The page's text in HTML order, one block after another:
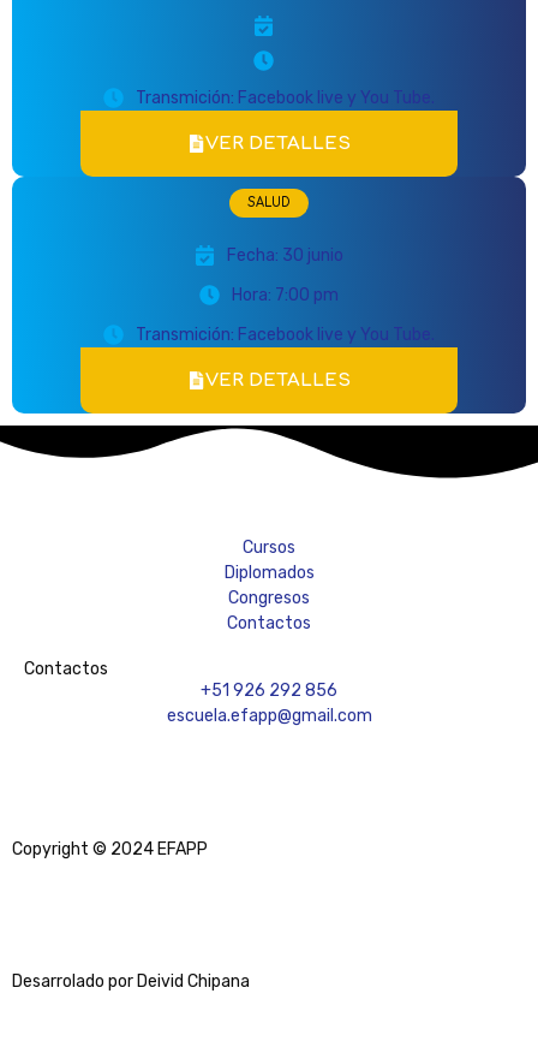
Transmición: Facebook live y You Tube.
VER DETALLES
SALUD
Fecha: 30 junio
Hora: 7:00 pm
Transmición: Facebook live y You Tube.
VER DETALLES
Cursos
Diplomados
Congresos
Contactos
Contactos
+51 926 292 856
escuela.efapp@gmail.com
Copyright © 2024 EFAPP
Desarrolado por Deivid Chipana